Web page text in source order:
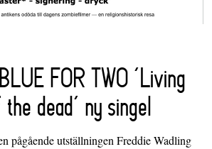
FOR TWO ‘Living
dead’ ny singel
pågående utställningen Freddie Wadling